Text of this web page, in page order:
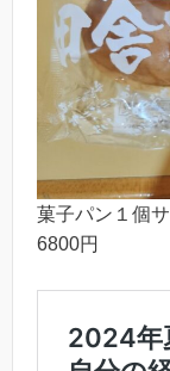
菓子パン１個
6800円